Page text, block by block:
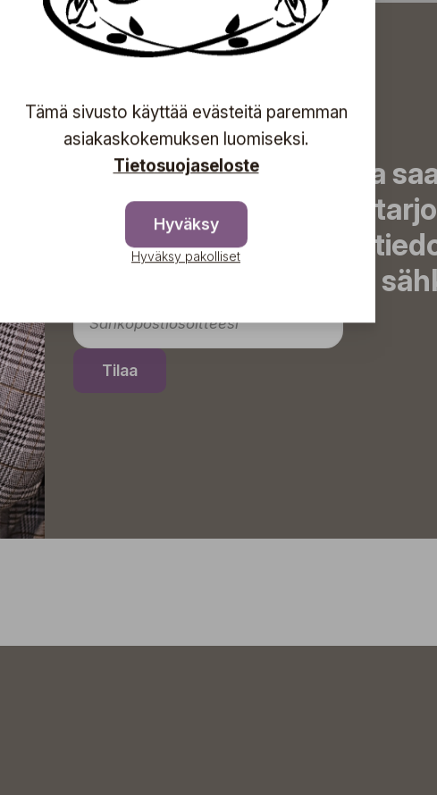
Tilaa uutiskirjeemme ja
uutiset, eksklusiiviset
inspiroivat vinkit sekä
tapahtumista suoraan
Tilaa
Tämä sivusto käyttää evästeitä paremman
asiakaskokemuksen luomiseksi.
Tietosuojaseloste
Hyväksy
Hyväksy pakolliset